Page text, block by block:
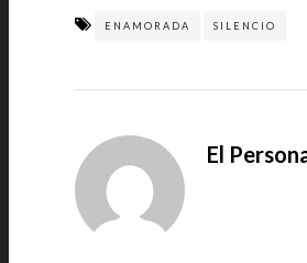
ENAMORADA SILENCIO
El